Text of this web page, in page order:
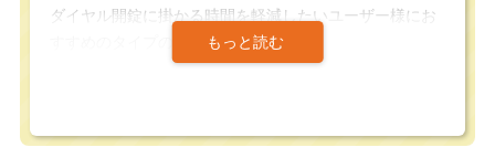
ダイヤル開錠に掛かる時間を軽減したいユーザー様にお
すすめのタイプの金庫です。
ます。